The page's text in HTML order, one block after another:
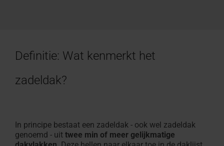
Definitie: Wat kenmerkt het
zadeldak?
In principe bestaat een zadeldak - ook wel zadeldak
genoemd - uit twee min of meer gelijkmatige